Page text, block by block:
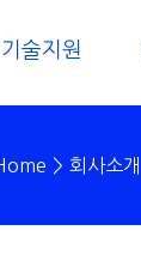
기술지원
> 회사소개